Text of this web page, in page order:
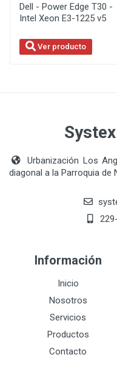
Dell - Power Edge T30 -
Intel Xeon E3-1225 v5
Ver producto
Urbanización Los
diagonal a la Parroquia de
Información
Inicio
Nosotros
Servicios
Productos
Contacto